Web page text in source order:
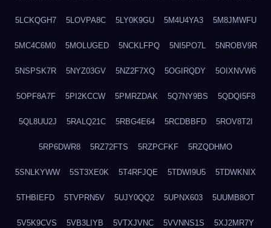
5LCKQGH7 5LOVPA8C 5LY0K9GU 5M4U4YA3 5M8JMWFU
5MC4C6M0 5MOLUGED 5NCKLFPQ 5NI5PO7L 5NROBV9R
5NSPSK7R 5NYZ03GV 5NZ2F7XQ 5OGIRQDY 5OIXNVW6
5OPF8A7F 5PI2KCCW 5PMRZDAK 5Q7NY9BS 5QDQI5F8
5QL8UU2J 5RALQ21C 5RBG4E64 5RCDBBFD 5ROV8T2I
5RP6DWR8 5RZ72FTS 5RZPCFKF 5RZQDHMO
5SNLKYWW 5ST3XE0K 5T4RFJQE 5TDWI9U5 5TDWKNIX
5THBIEFD 5TVPRN5V 5UJY0QQ2 5UPNX603 5UUMB8OT
5V5K9CVS 5VB3LIYB 5VTXJVNC 5VVNNS1S 5XJ2MR7Y